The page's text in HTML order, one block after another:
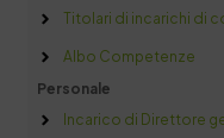
Titolari di incarichi di
Albo Competenze
Personale
Incarico di Direttore